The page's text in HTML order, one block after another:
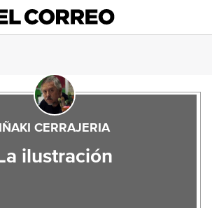
IÑAKI CERRAJERIA
La ilustración